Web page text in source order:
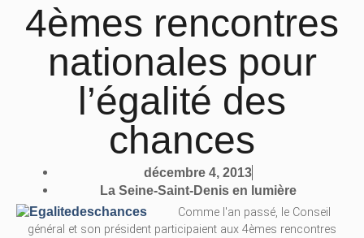
4èmes rencontres
nationales pour
l’égalité des
chances
décembre 4, 2013
La Seine-Saint-Denis en lumière
Comme l'an passé, le Conseil
général et son président participaient aux 4èmes rencontres